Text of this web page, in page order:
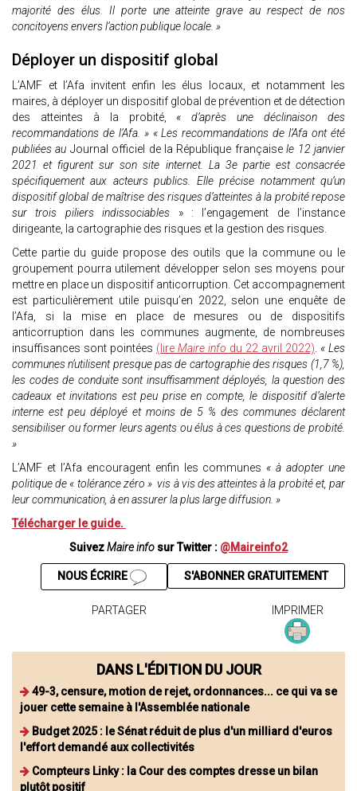
majorité des élus. Il porte une atteinte grave au respect de nos
concitoyens envers l’action publique locale. »
Déployer un dispositif global
L’AMF et l’Afa invitent enfin les élus locaux, et notamment les
maires, à déployer un dispositif global de prévention et de détection
des atteintes à la probité, « d’après une déclinaison des
recommandations de l’Afa. » « Les recommandations de l’Afa ont été
publiées au Journal officiel de la République françaisele 12 janvier
2021 et figurent sur son site internet. La 3e partie est consacrée
spécifiquement aux acteurs publics. Elle précise notamment qu’un
dispositif global de maîtrise des risques d’atteintes à la probité repose
sur trois piliers indissociables » : l’engagement de l’instance
dirigeante, la cartographie des risques et la gestion des risques.
Cette partie du guide propose des outils que la commune ou le
groupement pourra utilement développer selon ses moyens pour
mettre en place un dispositif anticorruption. Cet accompagnement
est particulièrement utile puisqu’en 2022, selon une enquête de
l’Afa, si la mise en place de mesures ou de dispositifs
anticorruption dans les communes augmente, de nombreuses
insuffisances sont pointées (lire Maire info du 22 avril 2022). « Les
communes n’utilisent presque pas de cartographie des risques (1,7 %),
les codes de conduite sont insuffisamment déployés, la question des
cadeaux et invitations est peu prise en compte, le dispositif d’alerte
interne est peu déployé et moins de 5 % des communes déclarent
sensibiliser ou former leurs agents ou élus à ces questions de probité.
»
L’AMF et l’Afa encouragent enfin les communes « à adopter une
politique de « tolérance zéro » vis à vis des atteintes à la probité et, par
leur communication, à en assurer la plus large diffusion. »
Télécharger le guide.
SuivezMaire info sur Twitter : @Maireinfo2
S'ABONNER GRATUITEMENT
NOUS ÉCRIRE
PARTAGER IMPRIMER
DANS L'ÉDITION DU JOUR
49-3, censure, motion de rejet, ordonnances... ce qui va se
jouer cette semaine à l'Assemblée nationale
Budget 2025 : le Sénat réduit de plus d'un milliard d'euros
l'effort demandé aux collectivités
Compteurs Linky : la Cour des comptes dresse un bilan
plutôt positif